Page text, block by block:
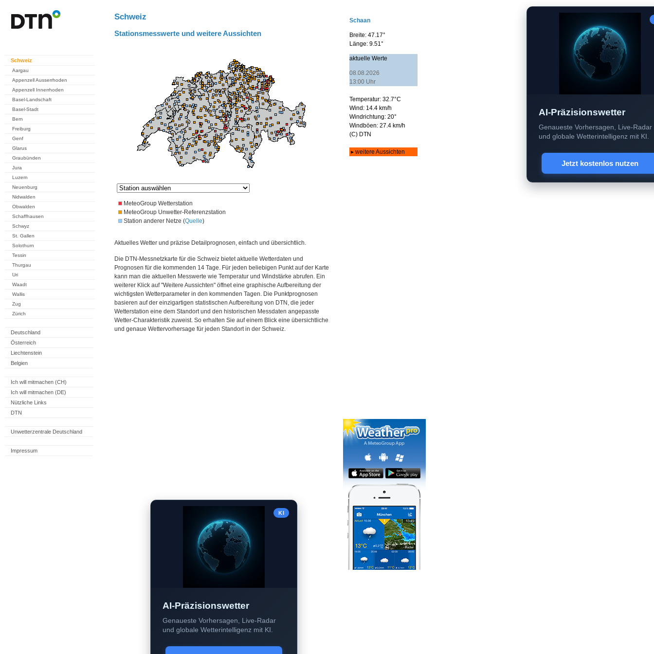
Schweiz
Aargau
Appenzell Ausserrhoden
Appenzell Innerrhoden
Basel-Landschaft
Basel-Stadt
Bern
Freiburg
Genf
Glarus
Graubünden
Jura
Luzern
Neuenburg
Nidwalden
Obwalden
Schaffhausen
Schwyz
St. Gallen
Solothurn
Tessin
Thurgau
Uri
Waadt
Wallis
Zug
Zürich
Deutschland
Österreich
Liechtenstein
Belgien
Ich will mitmachen (CH)
Ich will mitmachen (DE)
Nützliche Links
DTN
Unwetterzentrale Deutschland
Impressum
Schweiz
Stationsmesswerte und weitere Aussichten
MeteoGroup Wetterstation
MeteoGroup Unwetter-Referenzstation
Station anderer Netze (Quelle)
Aktuelles Wetter und präzise Detailprognosen, einfach und übersichtlich.
Die DTN-Messnetzkarte für die Schweiz bietet aktuelle Wetterdaten und
Prognosen für die kommenden 14 Tage. Für jeden beliebigen Punkt auf der Karte
kann man die aktuellen Messwerte wie Temperatur und Windstärke abrufen. Ein
weiterer Klick auf "Weitere Aussichten" öffnet eine graphische Aufbereitung der
wichtigsten Wetterparameter in den kommenden Tagen. Die Punktprognosen
basieren auf der einzigartigen statistischen Aufbereitung von DTN, die jeder
Wetterstation eine dem Standort und den historischen Messdaten angepasste
Wetter-Charakteristik zuweist. So erhalten Sie auf einem Blick eine übersichtliche
und genaue Wettervorhersage für jeden Standort in der Schweiz.
KI
AI-Präzisionswetter
Genaueste Vorhersagen, Live-Radar
und globale Wetterintelligenz mit KI.
AI-Präzisionswetter
Genaueste Vorhersagen, Live-Radar
und globale Wetterintelligenz mit KI.
Jetzt kostenlos nutzen